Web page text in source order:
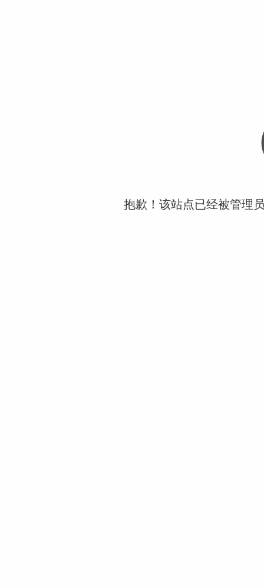
抱歉！该站点已经被管理